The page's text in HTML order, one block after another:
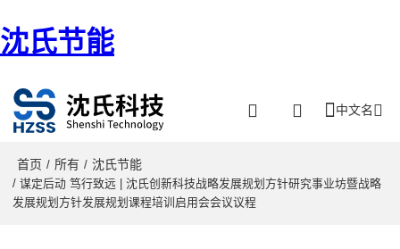
沈氏节能
中文名
首页 / 所有 / 沈氏节能
/ 谋定后动 笃行致远 | 沈氏创新科技战略发展规划方针研究事业坊暨战略
发展规划方针发展规划课程培训启用会会议议程